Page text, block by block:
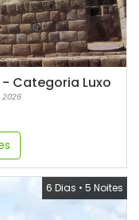
Categoria Luxo
6 Dias • 5 Noites